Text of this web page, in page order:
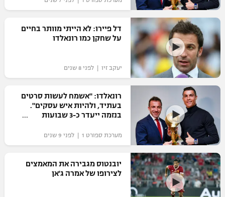
דל פיירו: לא הייתי מוותר בחיים
על שחקן כמו רונאלדו
יעקב זיו | לפני 8 שנים
רונאלדו: "אשמח לעשות סרטים
בעתיד, ולהיות איש עסקים".
בנזמה ייעדר כ-3 שבועות
מערכת ספורט 1 | לפני 9 שנים
יובנטוס מגבירה את המאמצים
לצירופו של אמרה ג'אן